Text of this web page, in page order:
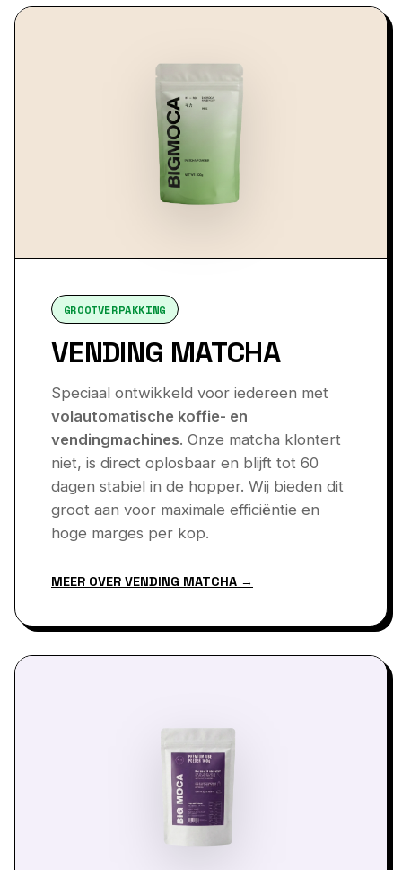
GROOTVERPAKKING
VENDING MATCHA
Speciaal ontwikkeld voor iedereen met
volautomatische koffie- en
vendingmachines. Onze matcha klontert
niet, is direct oplosbaar en blijft tot 60
dagen stabiel in de hopper. Wij bieden dit
groot aan voor maximale efficiëntie en
hoge marges per kop.
MEER OVER VENDING MATCHA →